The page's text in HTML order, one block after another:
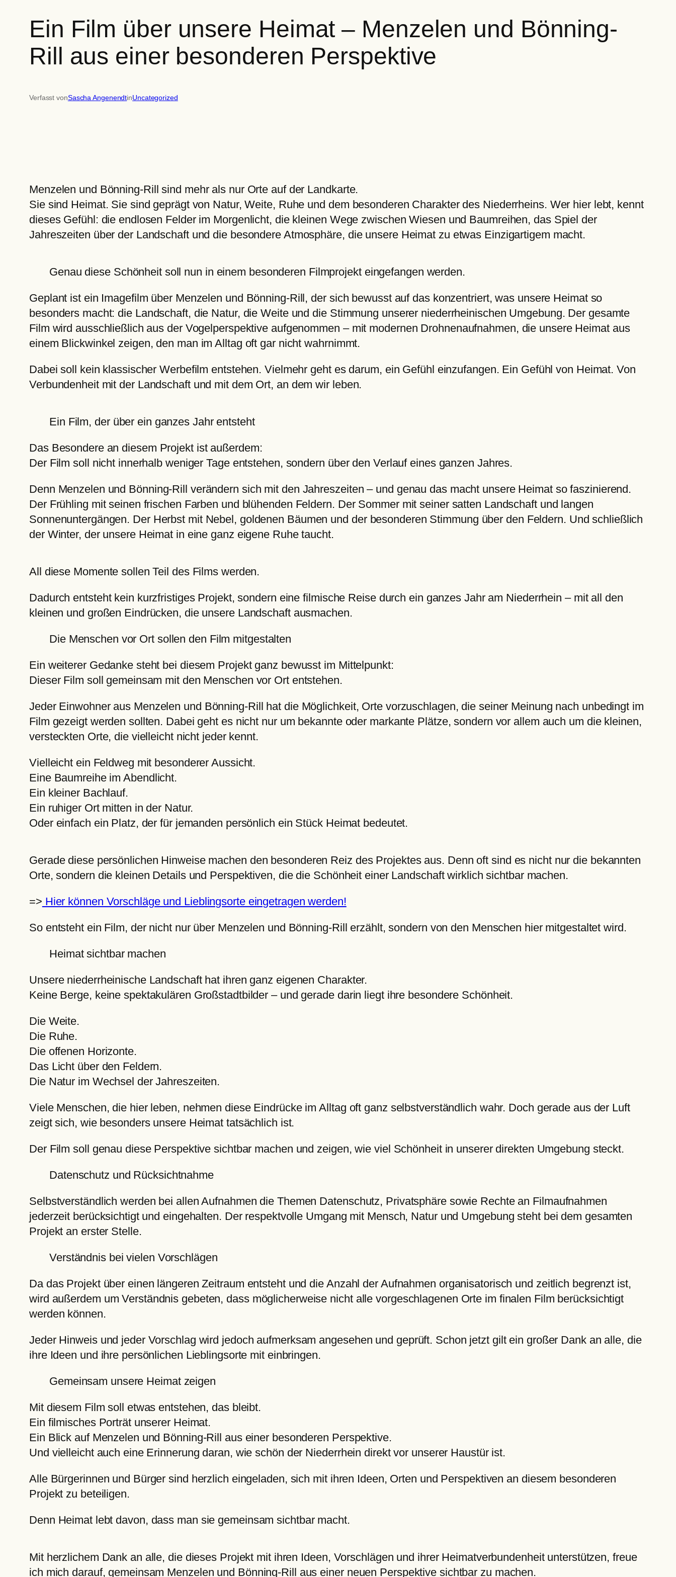
Ein Film über unsere Heimat – Menzelen und Bönning-
Rill aus einer besonderen Perspektive
Verfasst vonSascha AngenendtinUncategorized
Menzelen und Bönning-Rill sind mehr als nur Orte auf der Landkarte.
Sie sind Heimat. Sie sind geprägt von Natur, Weite, Ruhe und dem besonderen Charakter des Niederrheins. Wer hier lebt, kennt
dieses Gefühl: die endlosen Felder im Morgenlicht, die kleinen Wege zwischen Wiesen und Baumreihen, das Spiel der
Jahreszeiten über der Landschaft und die besondere Atmosphäre, die unsere Heimat zu etwas Einzigartigem macht.
Genau diese Schönheit soll nun in einem besonderen Filmprojekt eingefangen werden.
Geplant ist ein Imagefilm über Menzelen und Bönning-Rill, der sich bewusst auf das konzentriert, was unsere Heimat so
besonders macht: die Landschaft, die Natur, die Weite und die Stimmung unserer niederrheinischen Umgebung. Der gesamte
Film wird ausschließlich aus der Vogelperspektive aufgenommen – mit modernen Drohnenaufnahmen, die unsere Heimat aus
einem Blickwinkel zeigen, den man im Alltag oft gar nicht wahrnimmt.
Dabei soll kein klassischer Werbefilm entstehen. Vielmehr geht es darum, ein Gefühl einzufangen. Ein Gefühl von Heimat. Von
Verbundenheit mit der Landschaft und mit dem Ort, an dem wir leben.
Ein Film, der über ein ganzes Jahr entsteht
Das Besondere an diesem Projekt ist außerdem:
Der Film soll nicht innerhalb weniger Tage entstehen, sondern über den Verlauf eines ganzen Jahres.
Denn Menzelen und Bönning-Rill verändern sich mit den Jahreszeiten – und genau das macht unsere Heimat so faszinierend.
Der Frühling mit seinen frischen Farben und blühenden Feldern. Der Sommer mit seiner satten Landschaft und langen
Sonnenuntergängen. Der Herbst mit Nebel, goldenen Bäumen und der besonderen Stimmung über den Feldern. Und schließlich
der Winter, der unsere Heimat in eine ganz eigene Ruhe taucht.
All diese Momente sollen Teil des Films werden.
Dadurch entsteht kein kurzfristiges Projekt, sondern eine filmische Reise durch ein ganzes Jahr am Niederrhein – mit all den
kleinen und großen Eindrücken, die unsere Landschaft ausmachen.
Die Menschen vor Ort sollen den Film mitgestalten
Ein weiterer Gedanke steht bei diesem Projekt ganz bewusst im Mittelpunkt:
Dieser Film soll gemeinsam mit den Menschen vor Ort entstehen.
Jeder Einwohner aus Menzelen und Bönning-Rill hat die Möglichkeit, Orte vorzuschlagen, die seiner Meinung nach unbedingt im
Film gezeigt werden sollten. Dabei geht es nicht nur um bekannte oder markante Plätze, sondern vor allem auch um die kleinen,
versteckten Orte, die vielleicht nicht jeder kennt.
Vielleicht ein Feldweg mit besonderer Aussicht.
Eine Baumreihe im Abendlicht.
Ein kleiner Bachlauf.
Ein ruhiger Ort mitten in der Natur.
Oder einfach ein Platz, der für jemanden persönlich ein Stück Heimat bedeutet.
Gerade diese persönlichen Hinweise machen den besonderen Reiz des Projektes aus. Denn oft sind es nicht nur die bekannten
Orte, sondern die kleinen Details und Perspektiven, die die Schönheit einer Landschaft wirklich sichtbar machen.
=> Hier können Vorschläge und Lieblingsorte eingetragen werden!
So entsteht ein Film, der nicht nur über Menzelen und Bönning-Rill erzählt, sondern von den Menschen hier mitgestaltet wird.
Heimat sichtbar machen
Unsere niederrheinische Landschaft hat ihren ganz eigenen Charakter.
Keine Berge, keine spektakulären Großstadtbilder – und gerade darin liegt ihre besondere Schönheit.
Die Weite.
Die Ruhe.
Die offenen Horizonte.
Das Licht über den Feldern.
Die Natur im Wechsel der Jahreszeiten.
Viele Menschen, die hier leben, nehmen diese Eindrücke im Alltag oft ganz selbstverständlich wahr. Doch gerade aus der Luft
zeigt sich, wie besonders unsere Heimat tatsächlich ist.
Der Film soll genau diese Perspektive sichtbar machen und zeigen, wie viel Schönheit in unserer direkten Umgebung steckt.
Datenschutz und Rücksichtnahme
Selbstverständlich werden bei allen Aufnahmen die Themen Datenschutz, Privatsphäre sowie Rechte an Filmaufnahmen
jederzeit berücksichtigt und eingehalten. Der respektvolle Umgang mit Mensch, Natur und Umgebung steht bei dem gesamten
Projekt an erster Stelle.
Verständnis bei vielen Vorschlägen
Da das Projekt über einen längeren Zeitraum entsteht und die Anzahl der Aufnahmen organisatorisch und zeitlich begrenzt ist,
wird außerdem um Verständnis gebeten, dass möglicherweise nicht alle vorgeschlagenen Orte im finalen Film berücksichtigt
werden können.
Jeder Hinweis und jeder Vorschlag wird jedoch aufmerksam angesehen und geprüft. Schon jetzt gilt ein großer Dank an alle, die
ihre Ideen und ihre persönlichen Lieblingsorte mit einbringen.
Gemeinsam unsere Heimat zeigen
Mit diesem Film soll etwas entstehen, das bleibt.
Ein filmisches Porträt unserer Heimat.
Ein Blick auf Menzelen und Bönning-Rill aus einer besonderen Perspektive.
Und vielleicht auch eine Erinnerung daran, wie schön der Niederrhein direkt vor unserer Haustür ist.
Alle Bürgerinnen und Bürger sind herzlich eingeladen, sich mit ihren Ideen, Orten und Perspektiven an diesem besonderen
Projekt zu beteiligen.
Denn Heimat lebt davon, dass man sie gemeinsam sichtbar macht.
Mit herzlichem Dank an alle, die dieses Projekt mit ihren Ideen, Vorschlägen und ihrer Heimatverbundenheit unterstützen, freue
ich mich darauf, gemeinsam Menzelen und Bönning-Rill aus einer neuen Perspektive sichtbar zu machen.